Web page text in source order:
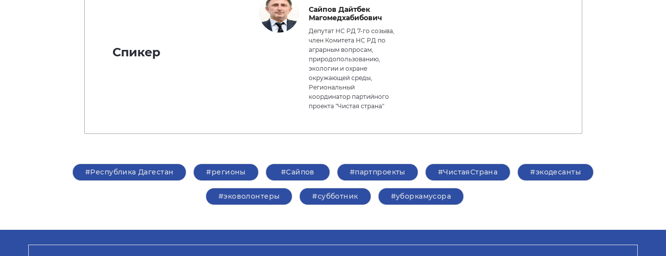
Спикер
Сайпов Дайтбек
Магомедхабибович
Депутат НС РД 7-го созыва,
член Комитета НС РД по
аграрным вопросам,
природопользованию,
экологии и охране
окружающей среды,
Региональный
координатор партийного
проекта "Чистая страна"
#Республика Дагестан #регионы #Сайпов #партпроекты #ЧистаяСтрана #экодесанты
#эковолонтеры #субботник #уборкамусора